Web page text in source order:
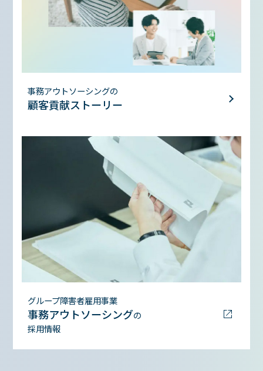
事務アウトソーシングの
顧客貢献ストーリー
グループ障害者雇用事業
事務アウトソーシングの
採用情報